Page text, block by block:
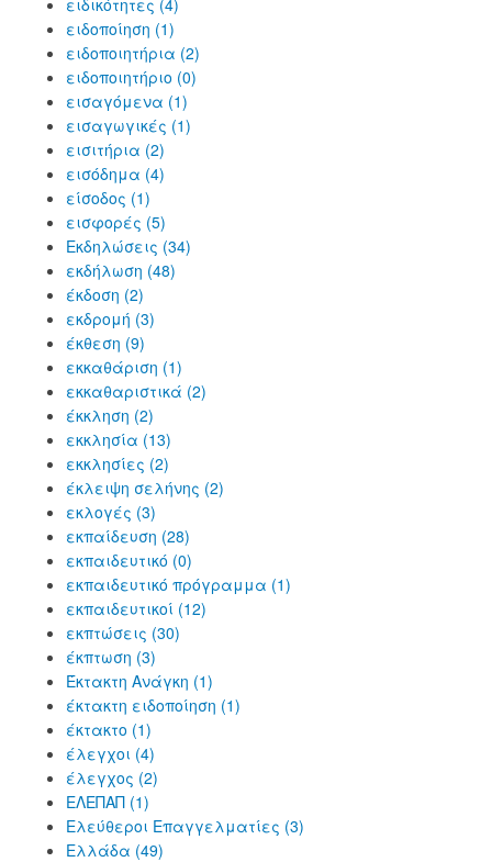
ειδικότητες (4)
ειδοποίηση (1)
ειδοποιητήρια (2)
ειδοποιητήριο (0)
εισαγόμενα (1)
εισαγωγικές (1)
εισιτήρια (2)
εισόδημα (4)
είσοδος (1)
εισφορές (5)
Εκδηλώσεις (34)
εκδήλωση (48)
έκδοση (2)
εκδρομή (3)
έκθεση (9)
εκκαθάριση (1)
εκκαθαριστικά (2)
έκκληση (2)
εκκλησία (13)
εκκλησίες (2)
έκλειψη σελήνης (2)
εκλογές (3)
εκπαίδευση (28)
εκπαιδευτικό (0)
εκπαιδευτικό πρόγραμμα (1)
εκπαιδευτικοί (12)
εκπτώσεις (30)
έκπτωση (3)
Έκτακτη Ανάγκη (1)
έκτακτη ειδοποίηση (1)
έκτακτο (1)
έλεγχοι (4)
έλεγχος (2)
ΕΛΕΠΑΠ (1)
Ελεύθεροι Επαγγελματίες (3)
Ελλάδα (49)